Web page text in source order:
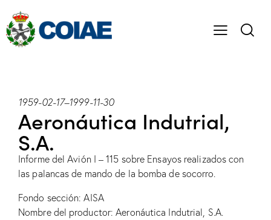
1959-02-17–1999-11-30
Aeronáutica Indutrial,
S.A.
Informe del Avión I – 115 sobre Ensayos realizados con
las palancas de mando de la bomba de socorro.
Fondo sección: AISA
Nombre del productor: Aeronáutica Indutrial, S.A.